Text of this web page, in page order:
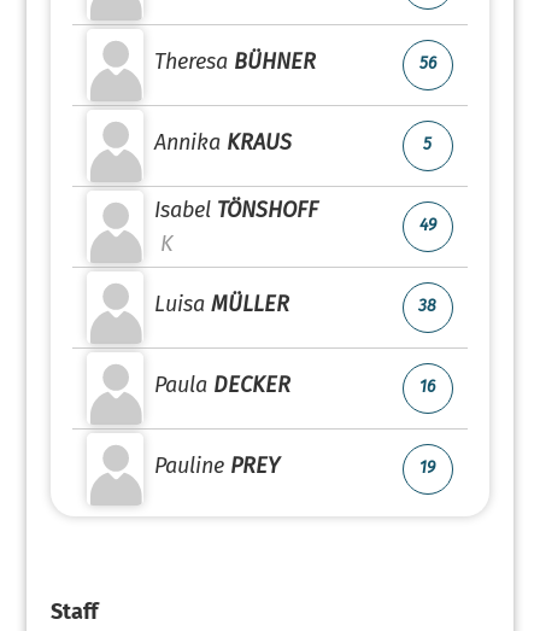
Theresa BÜHNER 56
Annika KRAUS 5
Isabel TÖNSHOFF
K
49
Luisa MÜLLER 38
Paula DECKER 16
Pauline PREY 19
Staff